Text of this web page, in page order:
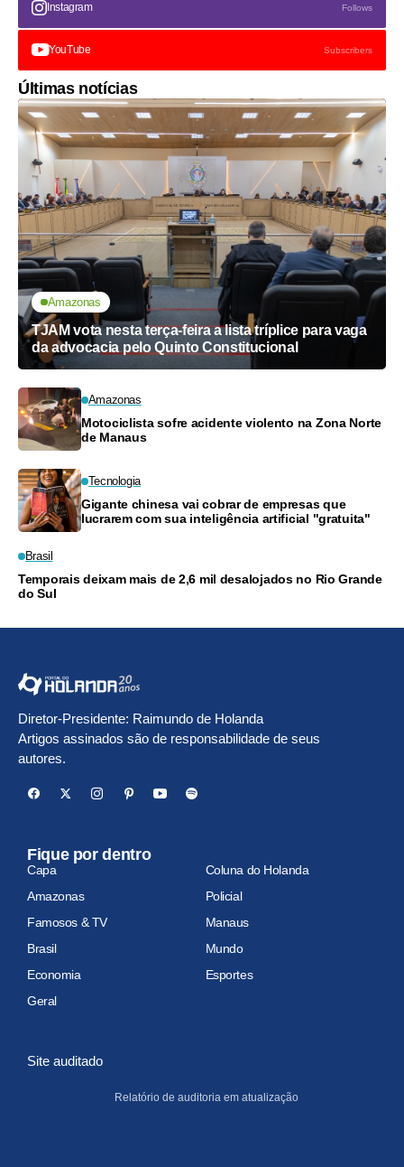
Instagram Follows
YouTube Subscribers
Últimas notícias
Amazonas
TJAM vota nesta terça-feira a lista tríplice para vaga
da advocacia pelo Quinto Constitucional
Amazonas
Motociclista sofre acidente violento na Zona Norte
de Manaus
Tecnologia
Gigante chinesa vai cobrar de empresas que
lucrarem com sua inteligência artificial "gratuita"
Brasil
Temporais deixam mais de 2,6 mil desalojados no Rio Grande
do Sul
Diretor-Presidente: Raimundo de Holanda
Artigos assinados são de responsabilidade de seus
autores.
Fique por dentro
Capa
Coluna do Holanda
Amazonas
Policial
Famosos & TV
Manaus
Brasil
Mundo
Economia
Esportes
Geral
Site auditado
Relatório de auditoria em atualização